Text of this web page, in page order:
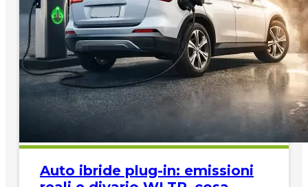
Auto ibride plug-in: emissioni